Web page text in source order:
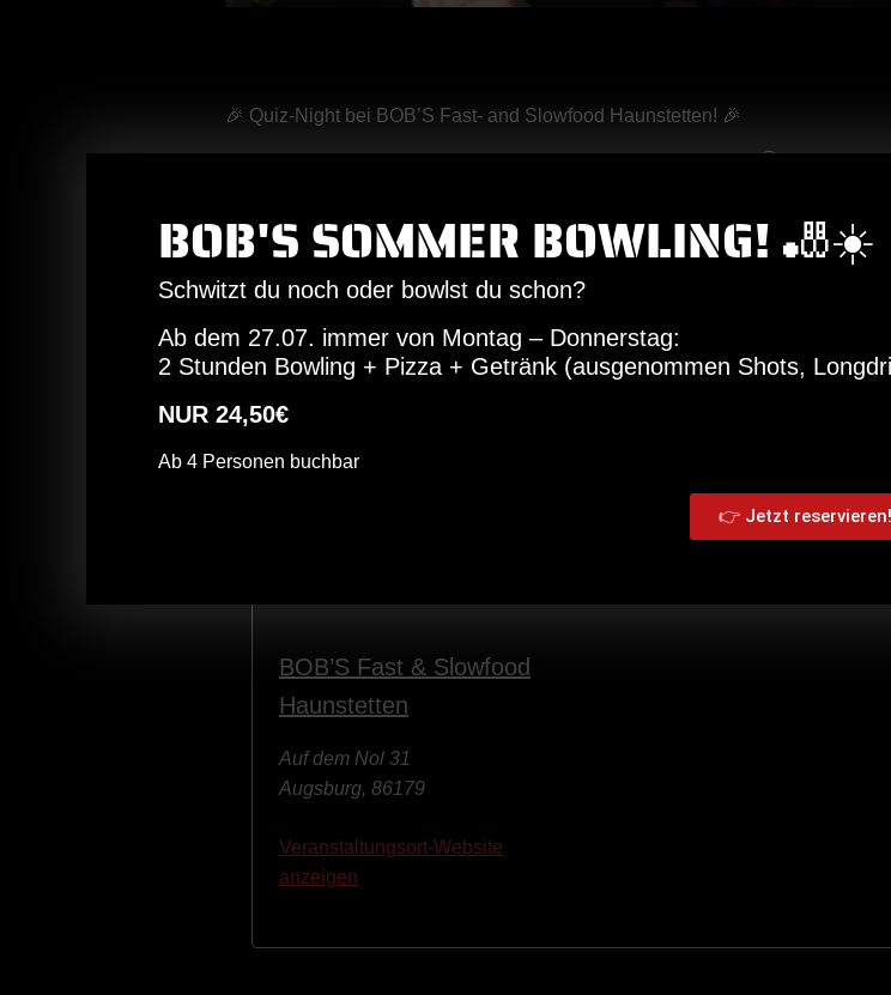
🎉 Quiz-Night bei BOB’S Fast- and Slowfood Haunstetten! 🎉
Ob Songraten, Schätzfragen oder aktuelles Wissen – hier hat jede*r die
Ob allein oder in der Gruppe, schnappt euch ein kühles Bier 🍻 und was
Abend voller Spaß & Denksport!
Und das Beste: Mit etwas Glück gewinnt ihr direkt BOB’S Gutscheine und die
💡 Tipp: Der Eintritt ist frei, aber sichert euch vorab euren Tisch auf unserer
📍 Wo? BOB’S Fast & Slowfood Haunstetten
📅 Wann? (Fast) jeden Dienstag
BOB’S Fast & Slowfood
Haunstetten
Auf dem Nol 31
Augsburg, 86179
Veranstaltungsort-Website
anzeigen
BOB'S SOMMER BOWLING! 🎳☀️
Schwitzt du noch oder bowlst du schon?
Ab dem 27.07. immer von Montag – Donnerstag:
2 Stunden Bowling + Pizza + Getränk (ausgenommen Shots,
NUR 24,50€
Ab 4 Personen buchbar
👉 Jetzt reservieren!